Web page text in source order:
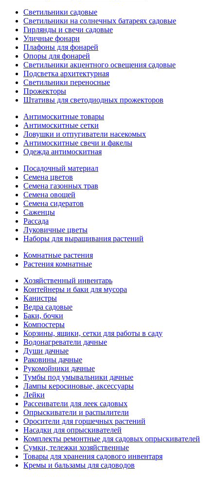
Светильники садовые
Светильники на солнечных батареях садовые
Гирлянды и свечи садовые
Уличные фонари
Плафоны для фонарей
Опоры для фонарей
Светильники акцентного освещения садовые
Подсветка архитектурная
Светильники переносные
Прожекторы
Штативы для светодиодных прожекторов
Антимоскитные товары
Антимоскитные сетки
Ловушки и отпугиватели насекомых
Антимоскитные свечи и факелы
Одежда антимоскитная
Посадочный материал
Семена цветов
Семена газонных трав
Семена овощей
Семена сидератов
Саженцы
Рассада
Луковичные цветы
Наборы для выращивания растений
Комнатные растения
Растения комнатные
Хозяйственный инвентарь
Контейнеры и баки для мусора
Канистры
Ведра садовые
Баки, бочки
Компостеры
Корзины, ящики, сетки для работы в саду
Водонагреватели дачные
Души дачные
Раковины дачные
Рукомойники дачные
Тумбы под умывальники дачные
Лампы керосиновые, аксессуары
Лейки
Рассеиватели для леек садовых
Опрыскиватели и распылители
Оросители для горшечных растений
Насадки для опрыскивателей
Комплекты ремонтные для садовых опрыскивателей
Сумки, тележки хозяйственные
Товары для хранения садового инвентаря
Кремы и бальзамы для садоводов